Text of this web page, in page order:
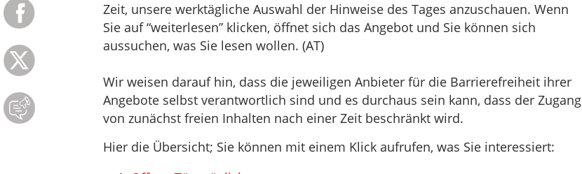
Zeit, unsere werktägliche Auswahl der Hinweise des Tages anzuschauen. Wenn
Sie auf “weiterlesen” klicken, öffnet sich das Angebot und Sie können sich
aussuchen, was Sie lesen wollen. (AT)
Wir weisen darauf hin, dass die jeweiligen Anbieter für die Barrierefreiheit ihrer
Angebote selbst verantwortlich sind und es durchaus sein kann, dass der Zugang
von zunächst freien Inhalten nach einer Zeit beschränkt wird.
Hier die Übersicht; Sie können mit einem Klick aufrufen, was Sie interessiert: